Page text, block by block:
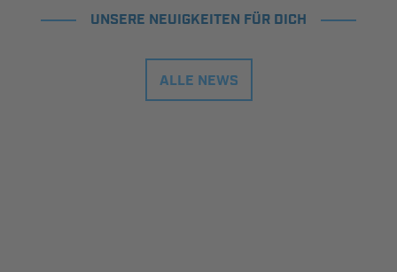
UNSERE NEUIGKEITEN FÜR DICH
ALLE NEWS